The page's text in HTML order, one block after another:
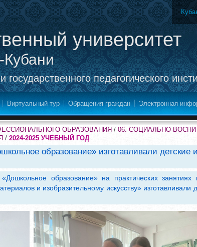
университет
Кубани
педагогического
Виртуальный тур Обращения граждан Электронная
ОБРАЗОВАНИЯ / 06. СОЦИАЛЬНО-
/ 2024-2025 УЧЕБНЫЙ ГОД
образование» изготавливали детские
образование» на практических занятиях
и изобразительному искусству» изготавливали